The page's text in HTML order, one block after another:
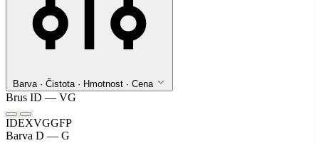
Barva · Čistota · Hmotnost · Cena
Brus ID — VG
IDEXVGGFP
Barva D — G